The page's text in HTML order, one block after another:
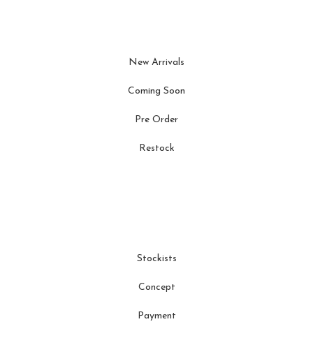
New Arrivals
Coming Soon
Pre Order
Restock
Stockists
Concept
Payment